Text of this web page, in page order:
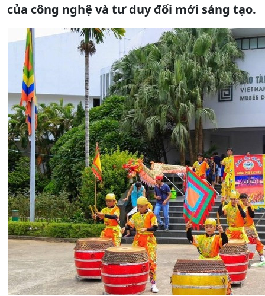
của công nghệ và tư duy đổi mới sáng tạo.